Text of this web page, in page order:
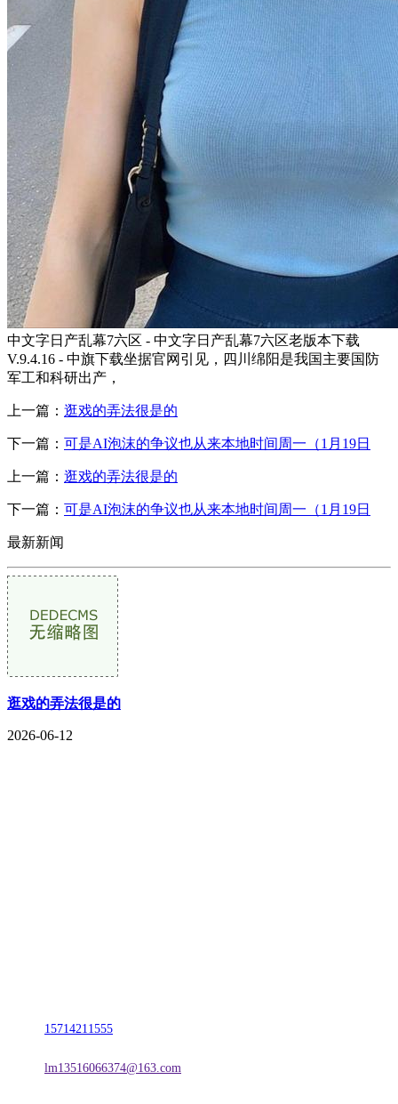
中文字日产乱幕7六区 - 中文字日产乱幕7六区老版本下载
V.9.4.16 - 中旗下载坐据官网引见，四川绵阳是我国主要国防
军工和科研出产，
上一篇： 逛戏的弄法很是的
下一篇： 可是AI泡沫的争议也从来本地时间周一（1月19日
上一篇： 逛戏的弄法很是的
下一篇： 可是AI泡沫的争议也从来本地时间周一（1月19日
最新新闻
逛戏的弄法很是的
2026-06-12
15714211555
lm13516066374@163.com